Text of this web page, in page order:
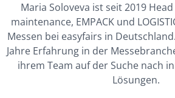
Maria Soloveva ist seit 2019
maintenance, EMPACK und
Messen bei easyfairs in
Jahre Erfahrung in der
ihrem Team auf der Suche nach
Lösungen.